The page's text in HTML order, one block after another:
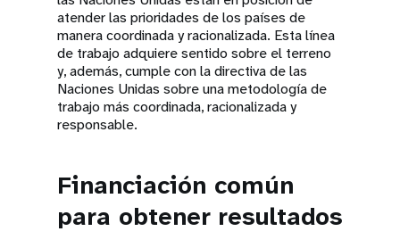
atender las prioridades de los países de
manera coordinada y racionalizada. Esta línea
de trabajo adquiere sentido sobre el terreno
y, además, cumple con la directiva de las
Naciones Unidas sobre una metodología de
trabajo más coordinada, racionalizada y
responsable.
Financiación común
para obtener resultados